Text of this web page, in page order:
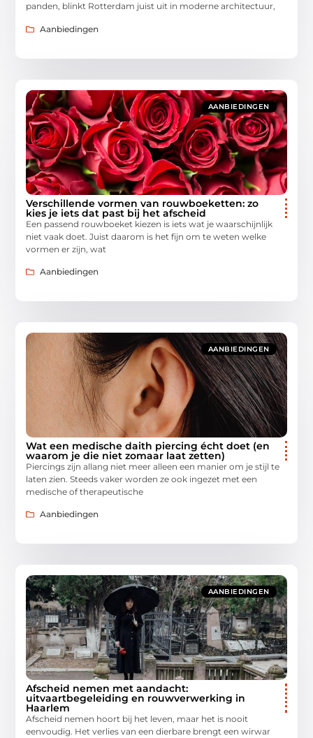
panden, blinkt Rotterdam juist uit in moderne architectuur,
Aanbiedingen
AANBIEDINGEN
Verschillende vormen van rouwboeketten: zo
kies je iets dat past bij het afscheid
Een passend rouwboeket kiezen is iets wat je waarschijnlijk
niet vaak doet. Juist daarom is het fijn om te weten welke
vormen er zijn, wat
Aanbiedingen
AANBIEDINGEN
Wat een medische daith piercing écht doet (en
waarom je die niet zomaar laat zetten)
Piercings zijn allang niet meer alleen een manier om je stijl te
laten zien. Steeds vaker worden ze ook ingezet met een
medische of therapeutische
Aanbiedingen
AANBIEDINGEN
Afscheid nemen met aandacht:
uitvaartbegeleiding en rouwverwerking in
Haarlem
Afscheid nemen hoort bij het leven, maar het is nooit
eenvoudig. Het verlies van een dierbare brengt een wirwar